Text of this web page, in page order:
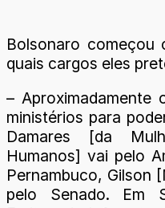
Bolsonaro
quais cargos eles
– Aproximadamente
ministérios para
Damares [da
Humanos] vai pelo
Pernambuco, Gilson
pelo Senado. Em